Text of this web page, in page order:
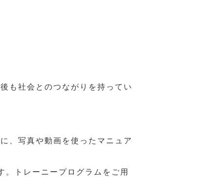
も社会とのつながりを持ってい
、写真や動画を使ったマニュア
。トレーニープログラムをご用